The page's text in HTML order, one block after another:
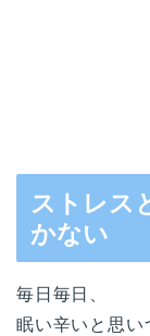
ストレス
かない
毎日毎日、
眠い辛いと思い